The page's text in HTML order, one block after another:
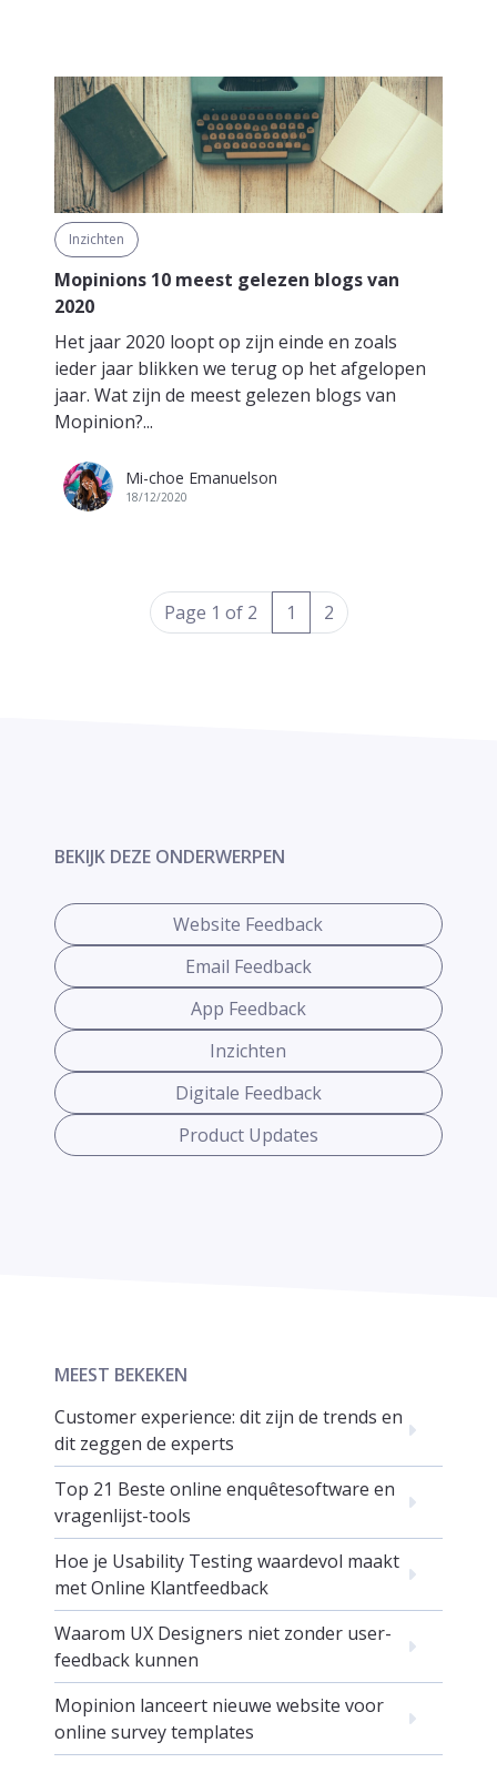
Inzichten
Mopinions 10 meest gelezen blogs van
2020
Het jaar 2020 loopt op zijn einde en zoals
ieder jaar blikken we terug op het afgelopen
jaar. Wat zijn de meest gelezen blogs van
Mopinion?...
Mi-choe Emanuelson
18/12/2020
Page 1 of 2 1 (current)
2
BEKIJK DEZE ONDERWERPEN
Website Feedback
Email Feedback
App Feedback
Inzichten
Digitale Feedback
Product Updates
MEEST BEKEKEN
Customer experience: dit zijn de trends en
dit zeggen de experts
Top 21 Beste online enquêtesoftware en
vragenlijst-tools
Hoe je Usability Testing waardevol maakt
met Online Klantfeedback
Waarom UX Designers niet zonder user-
feedback kunnen
Mopinion lanceert nieuwe website voor
online survey templates